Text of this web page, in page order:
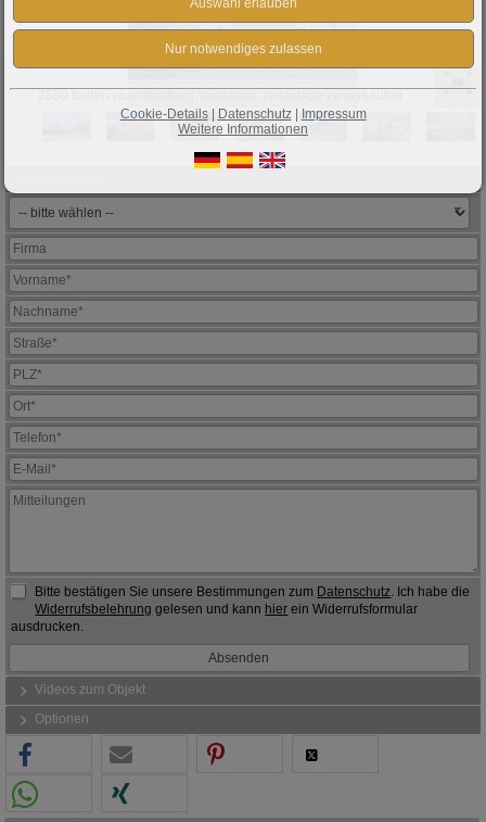
Bitte bestätigen Sie unsere Bestimmungen zum Datenschutz. Ich habe die
Widerrufsbelehrung gelesen und kann hier ein Widerrufsformular
ausdrucken.
Videos zum Objekt
Optionen
Cookie-Details| Datenschutz| Impressum
Weitere Informationen